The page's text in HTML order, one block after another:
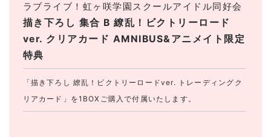
描き下ろし 集合 B 繚乱！ビクトリーロード
ver. クリアカード AMNIBUS&アニメイト限定
特典
ラブライブ！虹ヶ咲学園スクールアイドル同好会
「描き下ろし 繚乱！ビクトリーロードver. トレーディングク
リアカード」を1BOXご購入で付属いたします。